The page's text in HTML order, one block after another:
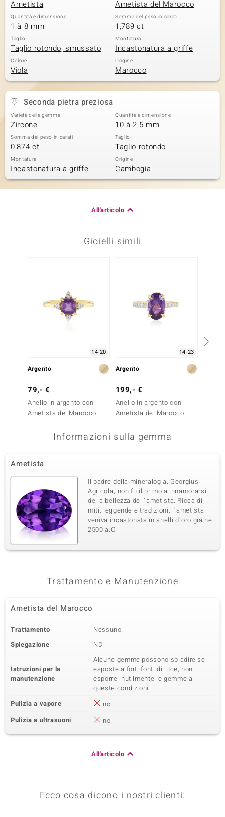
Ametista Ametista del Marocco
Quantità e dimensione
1 à 8 mm
Somma del peso in carati
1,789 ct
Taglio
Taglio rotondo, smussato
Montatura
Incastonatura a griffe
Colore
Viola
Origine
Marocco
Seconda pietra preziosa
Varietà delle gemme
Zircone
Quantità e dimensione
10 à 2,5 mm
Somma del peso in carati
0,874 ct
Taglio
Taglio rotondo
Montatura
Incastonatura a griffe
Origine
Cambogia
All'articolo
Gioielli simili
14-20
Argento
79,- €
Anello in argento con
Ametista del Marocco
14-23
Argento
199,- €
Anello in argento con
Ametista del Marocco
Informazioni sulla gemma
Ametista
Il padre della mineralogia, Georgius
Agricola, non fu il primo a innamorarsi
della bellezza dell´ametista. Ricca di
miti, leggende e tradizioni, l´ametista
veniva incastonata in anelli d´oro giá nel
2500 a.C.
Trattamento e Manutenzione
Ametista del Marocco
Trattamento
Nessuno
Spiegazione
ND
Istruzioni per la
manutenzione
Alcune gemme possono sbiadire se
esposte a forti fonti di luce; non
esporre inutilmente le gemme a
queste condizioni
Pulizia a vapore
no
Pulizia a ultrasuoni
no
All'articolo
Ecco cosa dicono i nostri clienti: